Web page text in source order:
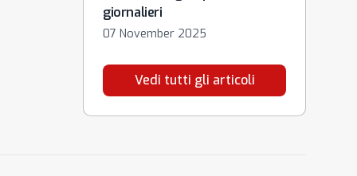
giornalieri
07 November 2025
Vedi tutti gli articoli